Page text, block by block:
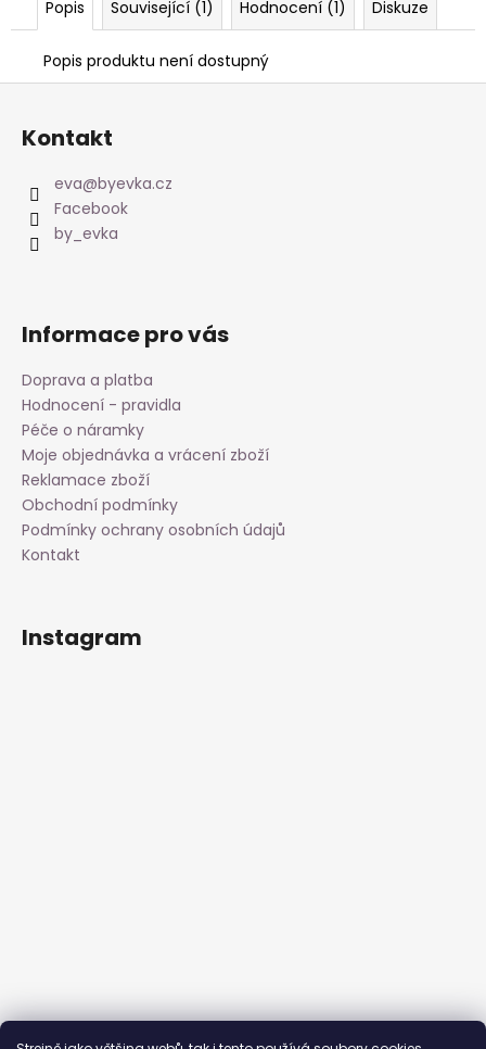
Popis Související (1) Hodnocení (1) Diskuze
Popis produktu není dostupný
Z
Kontakt
eva@byevka.cz
Facebook
by_evka
Informace pro vás
Doprava a platba
Hodnocení - pravidla
Péče o náramky
Moje objednávka a vrácení zboží
Reklamace zboží
Obchodní podmínky
Podmínky ochrany osobních údajů
Kontakt
Instagram
Sledovat na Instagramu